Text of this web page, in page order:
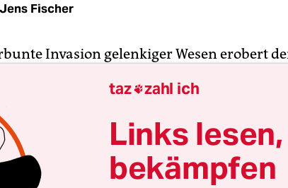
Jens Fischer
Invasion gelenkiger Wesen erobert
Performer hat der österreichische
Bewegungskünstler von Tanzbar
Blaumeier-Artisten sind dabei. Sie
ineinander, kuscheln zusammen.
Hängen auf Automaten, umwickeln
taz zahl ich
Links
bekämpfen